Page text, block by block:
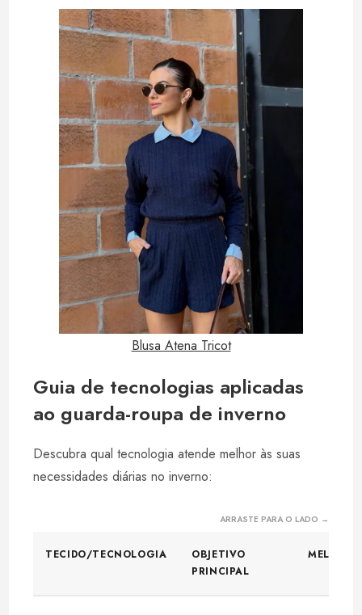
Blusa Atena Tricot
Guia de tecnologias aplicadas
ao guarda-roupa de inverno
Descubra qual tecnologia atende melhor às suas
necessidades diárias no inverno:
ARRASTE PARA O LADO →
TECIDO/TECNOLOGIA
OBJETIVO
PRINCIPAL
MELHOR